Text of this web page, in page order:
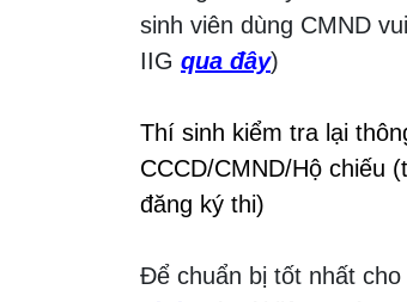
sinh viên dùng CMND
IIG qua đây)
Thí sinh kiểm tra lại
CCCD/CMND/Hộ chiếu
đăng ký thi)
Để chuẩn bị tốt nhất